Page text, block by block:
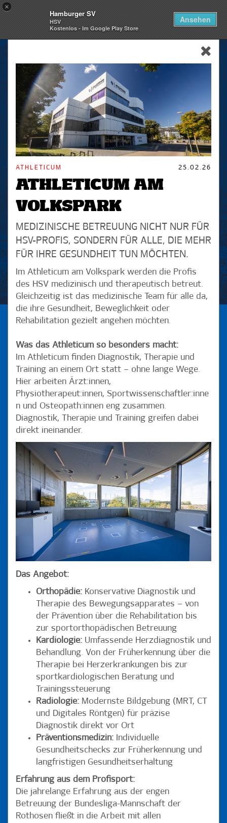
×
Hamburger SV
HSV
Kostenlos - Im Google Play Store
Ansehen
skip_navigation
ATHLETICUM 25.02.26
ATHLETICUM AM
VOLKSPARK
MEDIZINISCHE BETREUUNG NICHT NUR FÜR
HSV-PROFIS, SONDERN FÜR ALLE, DIE MEHR
FÜR IHRE GESUNDHEIT TUN MÖCHTEN.
Im Athleticum am Volkspark werden die Profis
des HSV medizinisch und therapeutisch betreut.
Gleichzeitig ist das medizinische Team für alle da,
die ihre Gesundheit, Beweglichkeit oder
Rehabilitation gezielt angehen möchten.
Was das Athleticum so besonders macht:
Im Athleticum finden Diagnostik, Therapie und
Training an einem Ort statt – ohne lange Wege.
Hier arbeiten Ärzt:innen,
Physiotherapeut:innen, Sportwissenschaftler:inne
n und Osteopath:innen eng zusammen.
Diagnostik, Therapie und Training greifen dabei
direkt ineinander.
Das Angebot:
Orthopädie: Konservative Diagnostik und
Therapie des Bewegungsapparates – von
der Prävention über die Rehabilitation bis
zur sportorthopädischen Betreuung
Kardiologie: Umfassende Herzdiagnostik und
Behandlung. Von der Früherkennung über die
Therapie bei Herzerkrankungen bis zur
sportkardiologischen Beratung und
Trainingssteuerung
Radiologie: Modernste Bildgebung (MRT, CT
und Digitales Röntgen) für präzise
Diagnostik direkt vor Ort
Präventionsmedizin: Individuelle
Gesundheitschecks zur Früherkennung und
langfristigen Gesundheitserhaltung
Erfahrung aus dem Profisport:
Die jahrelange Erfahrung aus der engen
Betreuung der Bundesliga-Mannschaft der
Rothosen fließt in die Arbeit mit allen